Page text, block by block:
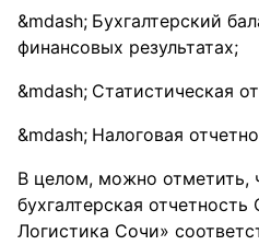
Бухгалтерский
финансовых результатах;
Статистическая
Налоговая
В целом, можно отметить,
бухгалтерская
Логистика Сочи»